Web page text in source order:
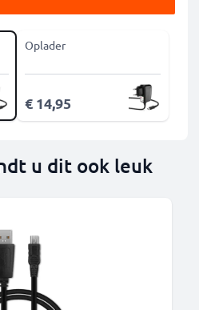
Oplader
€ 14,95
u dit ook leuk